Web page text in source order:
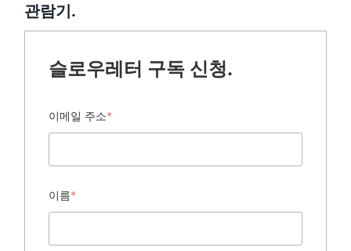
관람기.
슬로우레터 구독 신청.
이메일 주소*
이름*